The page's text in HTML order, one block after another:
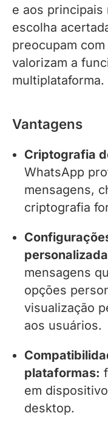
e aos
escolha
preocupam
valorizam a
multiplataforma.
Vantagens
Criptografia
WhatsApp
mensagens,
criptografia
mensagens
opções
visualização
aos usuários.
plataformas:
em
desktop.